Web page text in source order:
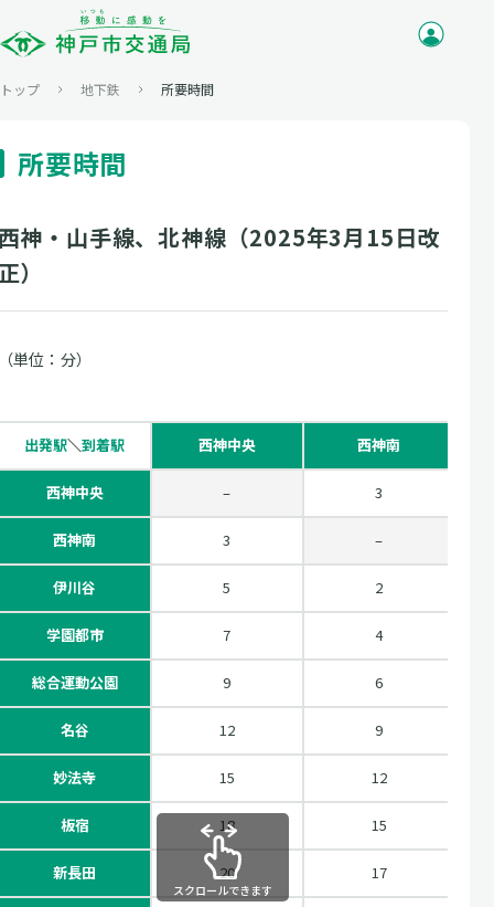
トップ 地下鉄 所要時間
所要時間
神・山手線、北神線（2025年3月15日改
）
単位：分）
出発駅＼到着駅 西神中央 西神南
西神中央 – 3
西神南 3 –
伊川谷 5 2
学園都市 7 4
総合運動公園 9 6
名谷 12 9
妙法寺 15 12
板宿 18 15
新長田 20 17
スクロールできます